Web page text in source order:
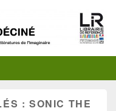
:SONIC THE